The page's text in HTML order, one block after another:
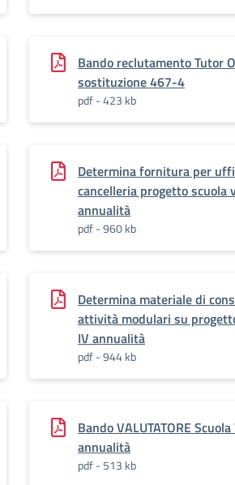
Bando reclutamento Tutor
sostituzione 467-4
pdf - 423 kb
Determina fornitura per
cancelleria progetto scuola
annualità
pdf - 960 kb
Determina materiale di
attività modulari su
IV annualità
pdf - 944 kb
Bando VALUTATORE
annualità
pdf - 513 kb